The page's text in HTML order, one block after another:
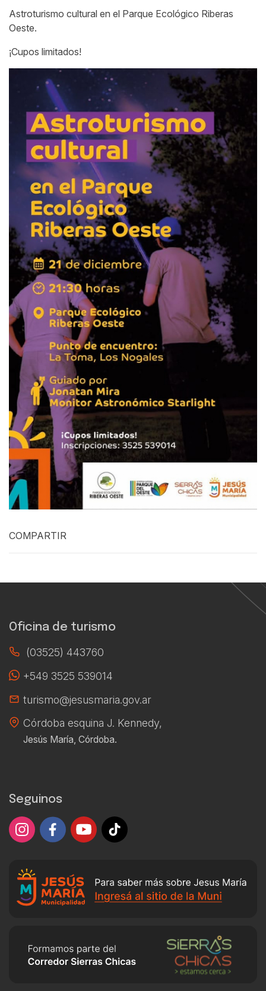
Astroturismo cultural en el Parque Ecológico Riberas
Oeste.
¡Cupos limitados!
COMPARTIR
Oficina de turismo
(03525) 443760
+549 3525 539014
turismo@jesusmaria.gov.ar
Córdoba esquina J. Kennedy,
Jesús María, Córdoba.
Seguinos